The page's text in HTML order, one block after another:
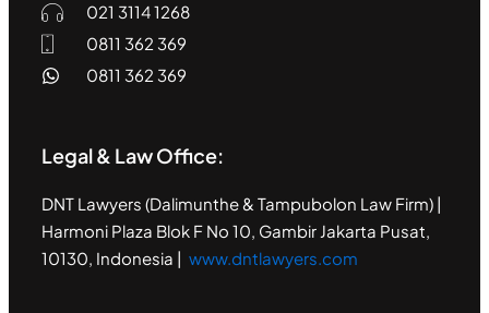
021 3114 1268
0811 362 369
0811 362 369
Legal & Law Office:
DNT Lawyers (Dalimunthe & Tampubolon Law Firm) |
Harmoni Plaza Blok F No 10, Gambir Jakarta Pusat,
10130, Indonesia | www.dntlawyers.com